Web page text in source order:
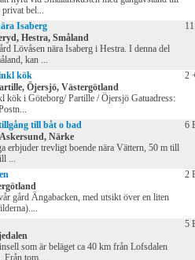
privat bel...
Isaberg
Hestra, Småland
Lövåsen nära Isaberg i Hestra. I denna del
kan ...
kök
Öjersjö, Västergötland
kök i Göteborg/ Partille / Öjersjö Gatuadress:
2
till båt o bad
Närke
erbjuder trevligt boende nära Vättern, 50 m till
...
6
gård Ängabacken, med utsikt över en liten
2
som är beläget ca 40 km från Lofsdalen
Från tom...
5